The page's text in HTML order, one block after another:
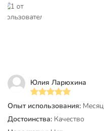
Габариты упаковки
Юлия Ларюхина
Опыт использования: Месяц
Достоинства: Качество